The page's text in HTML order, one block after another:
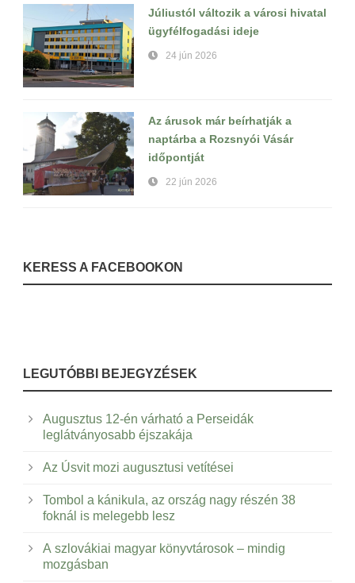
Júliustól változik a városi hivatal
ügyfélfogadási ideje
24 jún 2026
Az árusok már beírhatják a
naptárba a Rozsnyói Vásár
időpontját
22 jún 2026
KERESS A FACEBOOKON
LEGUTÓBBI BEJEGYZÉSEK
Augusztus 12-én várható a Perseidák
leglátványosabb éjszakája
Az Úsvit mozi augusztusi vetítései
Tombol a kánikula, az ország nagy részén 38
foknál is melegebb lesz
A szlovákiai magyar könyvtárosok – mindig
mozgásban